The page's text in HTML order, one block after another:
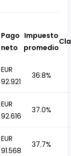
Pago
neto
Impuesto
promedio
EUR
92.921
36.8%
EUR
92.616
37.0%
EUR
91.568
37.7%